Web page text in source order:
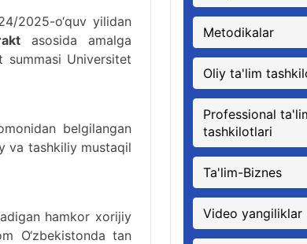
2025-o‘quv yilidan
asosida amalga
summasi Universitet
belgilangan
va tashkiliy mustaqil
hamkor xorijiy
O‘zbekistonda tan
Metodikalar
Oliy ta'lim
Professional
tashkilotlari
Ta'lim-Biznes
Video yangiliklar